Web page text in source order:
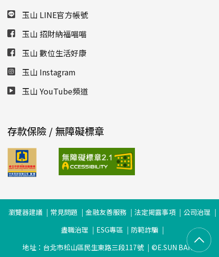
玉山 LINE官方帳號
玉山 招財納福喵喵
玉山 數位生活好康
玉山 Instagram
玉山 YouTube頻道
存款保險 / 無障礙標章
瀏覽器建議 常見問題 金融友善服務 法定揭露事項
公司治理
盡職治理
ESG專區
防範詐騙
地址：台北市松山區民生東路三段117號
©E.SUN BANK